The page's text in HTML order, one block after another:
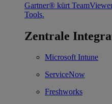
Gartner® kürt
Tools.
Zentrale
Microsoft Intune
ServiceNow
Freshworks